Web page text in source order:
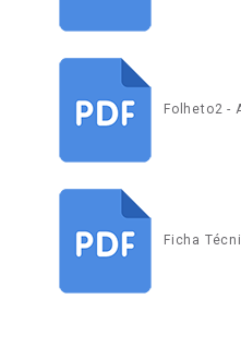
Folheto2 -
Ficha